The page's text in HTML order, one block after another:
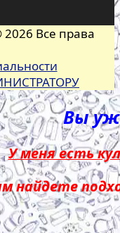
Все права
Вы
У меня есть